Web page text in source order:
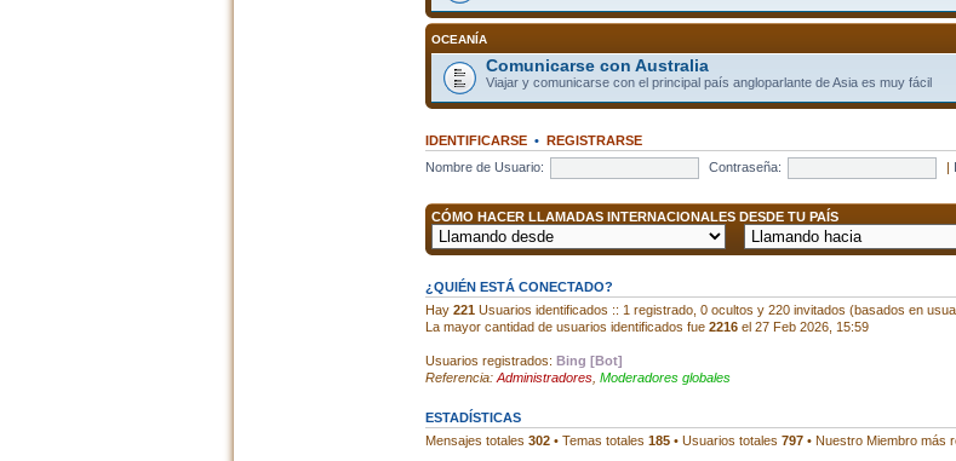
OCEANÍA
Comunicarse con Australia
Viajar y comunicarse con el principal país angloparlante de Asia es muy fácil
IDENTIFICARSE• REGISTRARSE
Nombre de Usuario:
Contraseña: |
CÓMO HACER LLAMADAS INTERNACIONALES DESDE TU PAÍS
¿QUIÉN ESTÁ CONECTADO?
Hay 221Usuarios identificados :: 1 registrado, 0 ocultos y 220 invitados (basados en
La mayor cantidad de usuarios identificados fue 2216el 27 Feb 2026, 15:59
Usuarios registrados: Bing [Bot]
Referencia: Administradores, Moderadores globales
ESTADÍSTICAS
Mensajes totales 302• Temas totales 185• Usuarios totales 797• Nuestro Miembro más